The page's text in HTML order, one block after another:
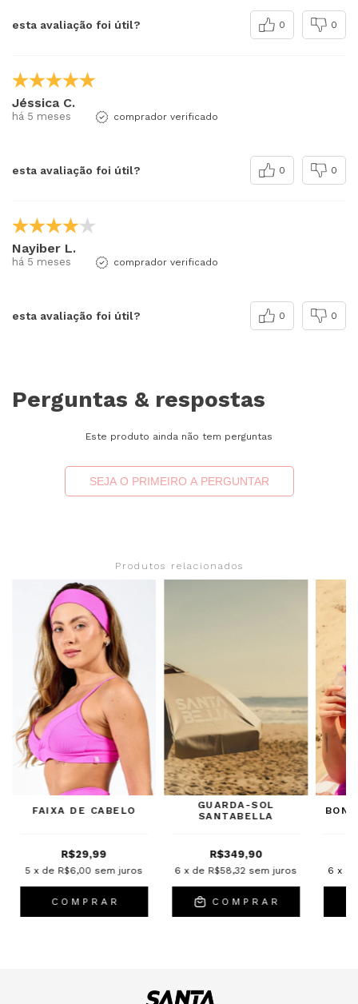
esta avaliação foi útil? 0 0
Jéssica C.
há 5 meses comprador verificado
esta avaliação foi útil? 0 0
Nayiber L.
há 5 meses comprador verificado
esta avaliação foi útil? 0 0
Perguntas & respostas
Este produto ainda não tem perguntas
SEJA O PRIMEIRO A PERGUNTAR
Produtos relacionados
FAIXA DE CABELO
R$29,99
5 x de R$6,00 sem juros
C O M P R A R
GUARDA-SOL
SANTABELLA
R$349,90
6 x de R$58,32 sem juros
C O M P R A R
6 x